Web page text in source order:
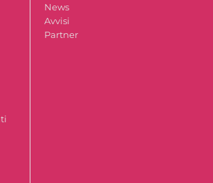
News
Avvisi
Partner